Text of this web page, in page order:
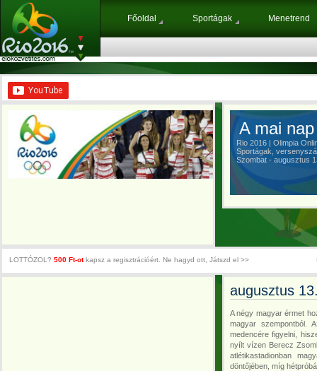
Főoldal Sportágak Menetrend
A mai nap
Rio 2016 | Olimpia
Sportágak,
Szombat - augusztus
LOTTÓZOL? 500 Ft-otkapsz a regisztrációért. Ne hagyd ott, Játszd el >>
augusztus
A négy magyar érmet
magyar szempontból.
medencére figyelni,
nyílt vízen Berecz
atlétikastadionban
döntőjében, míg